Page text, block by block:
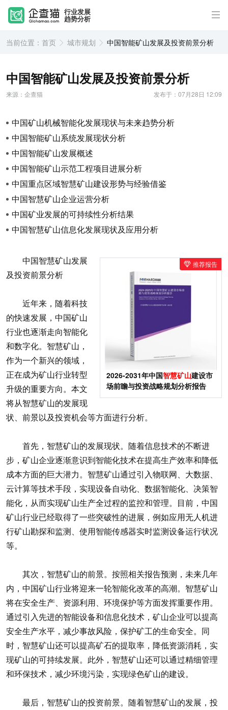
行业发展
趋势分析
当前位置： 首页 城市规划 中国智能矿山发展及投资前景分析
中国智能矿山发展及投资前景分析
来源：企查猫 发布于：07月28日 12:09
中国矿山机械智能化发展现状与未来趋势分析
中国智能矿山系统发展现状分析
中国智能矿山发展概述
中国智能矿山示范工程项目进展分析
中国重点区域智慧矿山建设形势与经验借鉴
中国智慧矿山企业运营分析
中国矿业发展的可持续性分析结果
中国智慧矿山信息化发展现状及应用分析
推荐报告
2026-2031年中国智慧矿山建设市
场前瞻与投资战略规划分析报告
中国智慧矿山发展
及投资前景分析
近年来，随着科技
的快速发展，中国矿山
行业也逐渐走向智能化
和数字化。智慧矿山，
作为一个新兴的领域，
正在成为矿山行业转型
升级的重要方向。本文
将从智慧矿山的发展现
状、前景以及投资机会等方面进行分析。
首先，智慧矿山的发展现状。随着信息技术的不断进
步，矿山企业逐渐意识到智能化技术在提高生产效率和降低
成本方面的巨大潜力。智慧矿山通过引入物联网、大数据、
云计算等技术手段，实现设备自动化、数据智能化、决策智
能化，从而实现矿山生产全过程的监控和管理。目前，中国
矿山行业已经取得了一些突破性的进展，例如应用无人机进
行矿山勘探和监测、使用智能传感器实时监测设备运行状况
等。
其次，智慧矿山的前景。按照相关报告预测，未来几年
内，中国矿山行业将迎来一轮智能化改革的高潮。智慧矿山
将在安全生产、资源利用、环境保护等方面发挥重要作用。
通过引入先进的智能设备和信息化技术，矿山企业可以提高
安全生产水平，减少事故风险，保护矿工的生命安全。同
时，智慧矿山还可以提高矿石的提取率，降低资源消耗，实
现矿山的可持续发展。此外，智慧矿山还可以通过精细管理
和环保技术，减少环境污染，实现绿色矿山的建设。
最后，智慧矿山的投资前景。随着智慧矿山的发展，投